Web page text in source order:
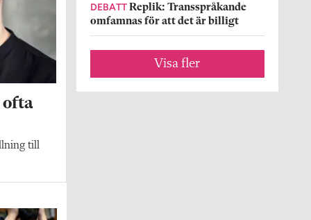
ofta
till
DEBATT Replik: Transspråkande
omfamnas för att det är billigt
Visa fler